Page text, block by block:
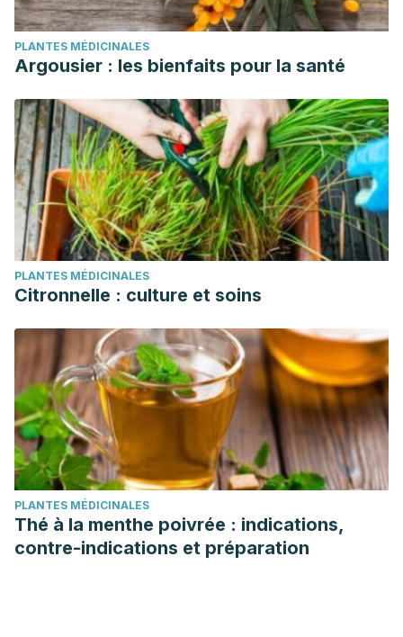
PLANTES MÉDICINALES
Argousier : les bienfaits pour la santé
PLANTES MÉDICINALES
Citronnelle : culture et soins
PLANTES MÉDICINALES
Thé à la menthe poivrée : indications,
contre-indications et préparation